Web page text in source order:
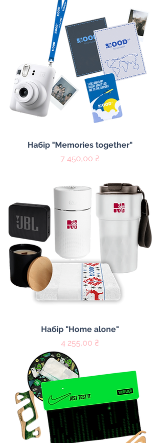
Набір "Memories together"
Цена
7 450,00 ₴
Набір "Home alone"
Цена
4 255,00 ₴